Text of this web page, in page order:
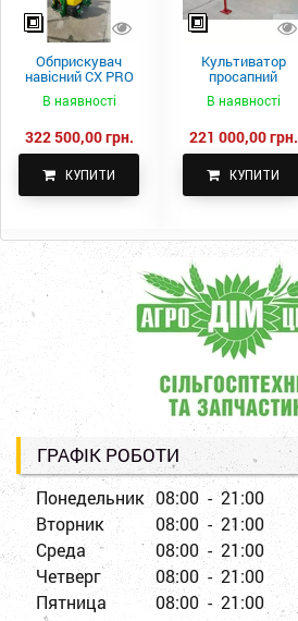
Обприскувач
навісний CX PRO
В наявності
322 500,00 грн.
КУПИТИ
Культиватор
просапний
КПН-5,6-05
В наявності
221 000,00 грн.
КУПИТИ
ГРАФІК РОБОТИ
Понедельник 08:00 - 21:00
Вторник
08:00 - 21:00
Среда
08:00 - 21:00
Четверг
08:00 - 21:00
Пятница
08:00 - 21:00